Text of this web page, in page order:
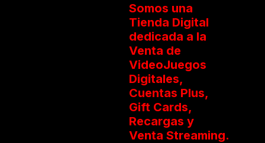
Somos una
Tienda Digital
dedicada a la
Venta de
VideoJuegos
Digitales,
Cuentas Plus,
Gift Cards,
Recargas y
Venta Streaming.